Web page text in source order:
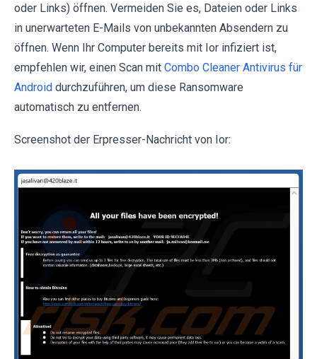
oder Links) öffnen. Vermeiden Sie es, Dateien oder Links
in unerwarteten E-Mails von unbekannten Absendern zu
öffnen. Wenn Ihr Computer bereits mit Ior infiziert ist,
empfehlen wir, einen Scan mit Combo Cleaner Antivirus für
Android durchzuführen, um diese Ransomware
automatisch zu entfernen.
Screenshot der Erpresser-Nachricht von Ior: